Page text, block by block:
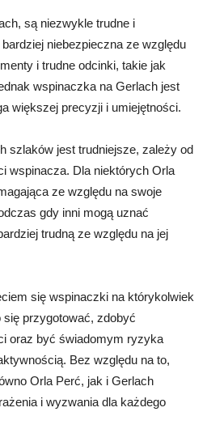
są niezwykle trudne i
niebezpieczna ze względu
i trudne odcinki, takie jak
wspinaczka na Gerlach jest
większej precyzji i umiejętności.
szlaków jest trudniejsze, zależy od
wspinacza. Dla niektórych Orla
ze względu na swoje
gdy inni mogą uznać
trudną ze względu na jej
się wspinaczki na którykolwiek
przygotować, zdobyć
oraz być świadomym ryzyka
Bez względu na to,
Orla Perć, jak i Gerlach
i wyzwania dla każdego